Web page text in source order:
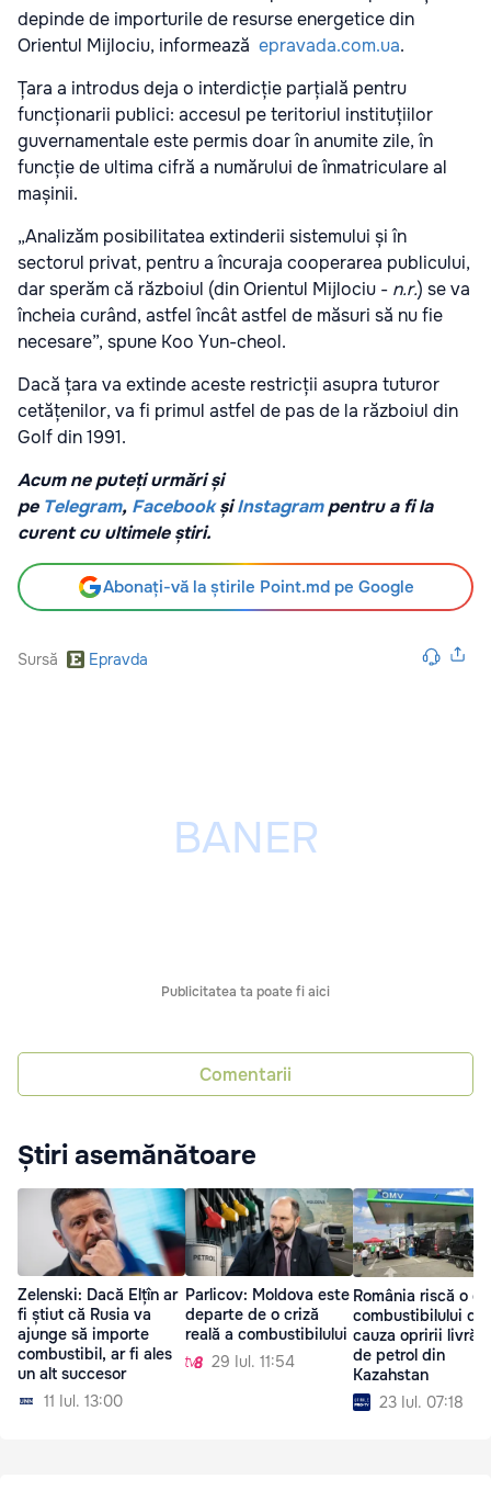
depinde de importurile de resurse energetice din
Orientul Mijlociu, informează epravada.com.ua.
Țara a introdus deja o interdicție parțială pentru
funcționarii publici: accesul pe teritoriul instituțiilor
guvernamentale este permis doar în anumite zile, în
funcție de ultima cifră a numărului de înmatriculare al
mașinii.
„Analizăm posibilitatea extinderii sistemului și în
sectorul privat, pentru a încuraja cooperarea publicului,
dar sperăm că războiul (din Orientul Mijlociu - n.r.) se va
încheia curând, astfel încât astfel de măsuri să nu fie
necesare”, spune Koo Yun-cheol.
Dacă țara va extinde aceste restricții asupra tuturor
cetățenilor, va fi primul astfel de pas de la războiul din
Golf din 1991.
Acum ne puteți urmări și
pe Telegram, Facebook șiInstagrampentru a fi la
curent cu ultimele știri.
Abonați-vă la știrile Point.md pe Google
Sursă Epravda
Publicitatea ta poate fi aici
Comentarii
Știri asemănătoare
Zelenski: Dacă Elțîn ar
fi știut că Rusia va
ajunge să importe
combustibil, ar fi ales
un alt succesor
11 Iul. 13:00
Parlicov: Moldova este
departe de o criză
reală a combustibilului
29 Iul. 11:54
România riscă o
combustibilului din
cauza opririi
de petrol din
Kazahstan
23 Iul. 07:18